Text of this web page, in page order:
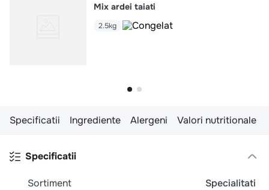
Mix ardei taiati
2.5kg
Specificatii Ingrediente Alergeni Valori nutritionale
Specificatii
Sortiment
Specialitati